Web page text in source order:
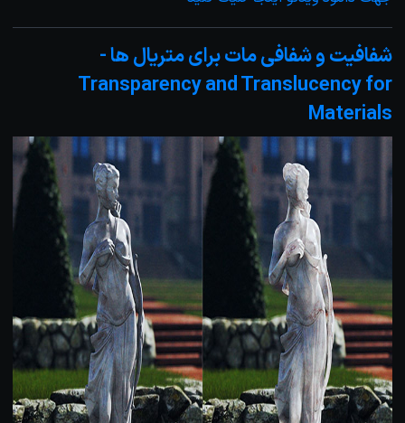
شفافیت و شفافی مات برای متریال ها -
Transparency and Translucency for
Materials